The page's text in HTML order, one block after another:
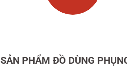
SẢN PHẨM ĐỒ DÙNG